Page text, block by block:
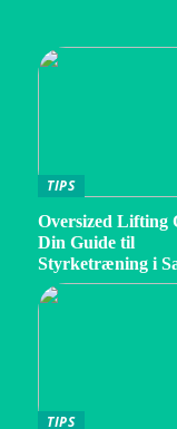
TIPS
Oversized Lifting
Din Guide til
Styrketræning i
TIPS